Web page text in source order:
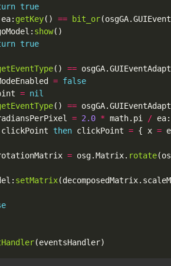
true
ea: getKey() == bit_or(osgGA.
: show()
true
() == osgGA.
= false
= nil
() == osgGA.
= 2.0 * math.pi / ea:
clickPoint then clickPoint = { x =
= osg.Matrix. rotate(
: setMatrix(decomposedMatrix. scaleM
(eventsHandler)